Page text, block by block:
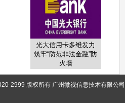
光大信用卡多维发力
筑牢“防范非法金融”防
火墙
2999 版权所有 广州微视信息技术有限公司